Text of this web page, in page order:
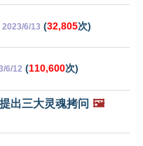
2023/6/13 (32,805次)
6/12 (110,600次)
出三大灵魂拷问 🖼️